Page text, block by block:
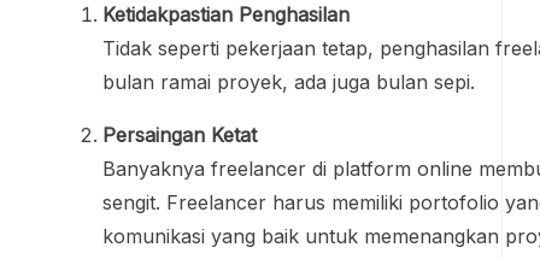
Ketidakpastian Penghasilan
Tidak seperti pekerjaan tetap, penghasilan
bulan ramai proyek, ada juga bulan sepi.
Persaingan Ketat
Banyaknya freelancer di platform online
sengit. Freelancer harus memiliki portofolio
komunikasi yang baik untuk memenangkan